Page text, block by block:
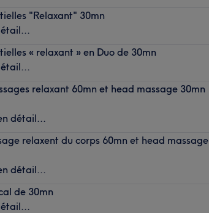
"Relaxant" 30mn
« relaxant » en Duo de 30mn
relaxant 60mn et head massage 30mn
détail...
relaxent du corps 60mn et head massage
détail...
de 30mn